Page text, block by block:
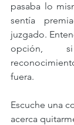
pasaba lo
sentía
juzgado.
opción,
fuera.
Escuche una
acerca